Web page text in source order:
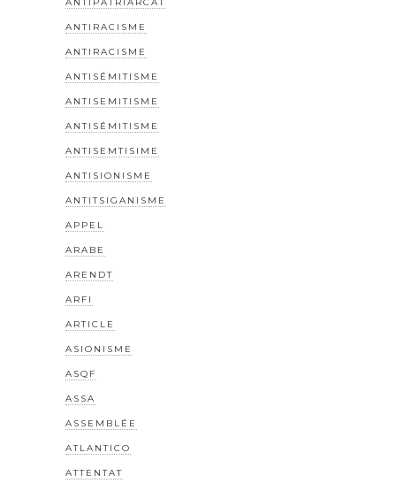
ANTIPATRIARCAT
ANTIRACISME
ANTIRACISME
ANTISÉMITISME
ANTISEMITISME
ANTISÉMITISME
ANTISEMTISIME
ANTISIONISME
ANTITSIGANISME
APPEL
ARABE
ARENDT
ARFI
ARTICLE
ASIONISME
ASQF
ASSA
ASSEMBLÉE
ATLANTICO
ATTENTAT